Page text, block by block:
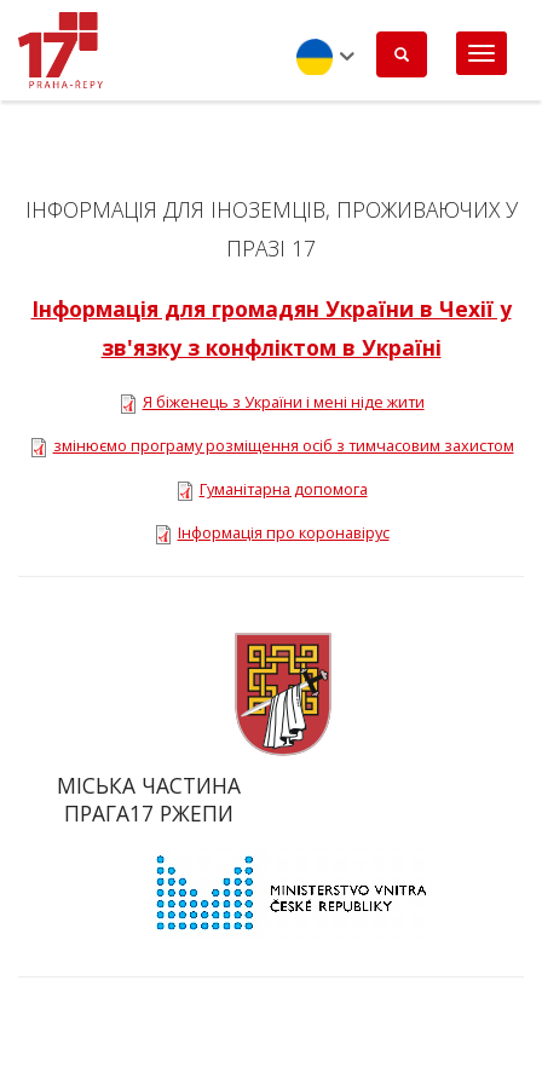
Перейти
до
основного
вмісту
Ukrainian
ІНФОРМАЦІЯ ДЛЯ ІНОЗЕМЦІВ, ПРОЖИВАЮЧИХ У
ПРАЗІ 17
Інформація для громадян України в Чехії у
зв'язку з конфліктом в Україні
Я біженець з України і мені ніде жити
змінюємо програму розміщення осіб з тимчасовим захистом
Гуманітарна допомога
Інформація про коронавірус
МІСЬКА ЧАСТИНА
ПРАГА17 РЖЕПИ